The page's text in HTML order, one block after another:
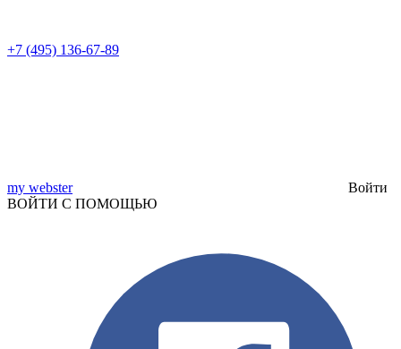
+7 (495) 136-67-89
my webster
Войти
ВОЙТИ С ПОМОЩЬЮ